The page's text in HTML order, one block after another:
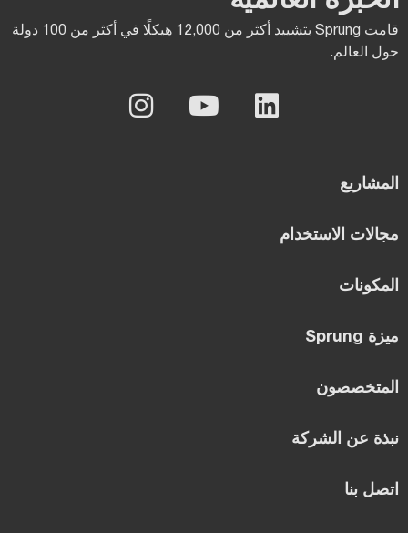
قامت Sprung بتشييد أكثر من 12,000 هيكلًا في أكثر من 100 دولة
حول العالم.
المشاريع
مجالات الاستخدام
المكونات
ميزة Sprung
المتخصصون
نبذة عن الشركة
اتصل بنا